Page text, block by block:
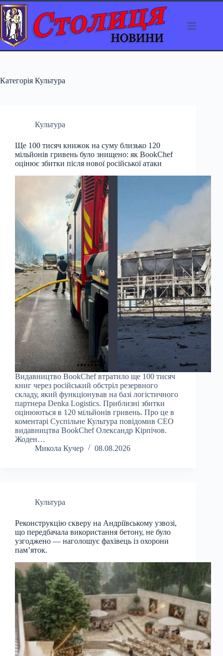
Перейти
до
вмісту
Категорія Культура
Культура
Ще 100 тисяч книжок на суму близько 120
мільйонів гривень було знищено: як BookChef
оцінює збитки після нової російської атаки
Видавництво BookСhef втратило ще 100 тисяч
книг через російський обстріл резервного
складу, який функціонував на базі логістичного
партнера Denka Logistics. Приблизні збитки
оцінюються в 120 мільйонів гривень. Про це в
коментарі Суспільне Культура повідомив СЕО
видавництва BookChef Олександр Кірпічов.
Жоден…
Микола Кучер
08.08.2026
Культура
Реконструкцію скверу на Андріївському узвозі,
що передбачала використання бетону, не було
узгоджено — наголошує фахівець із охорони
пам’яток.